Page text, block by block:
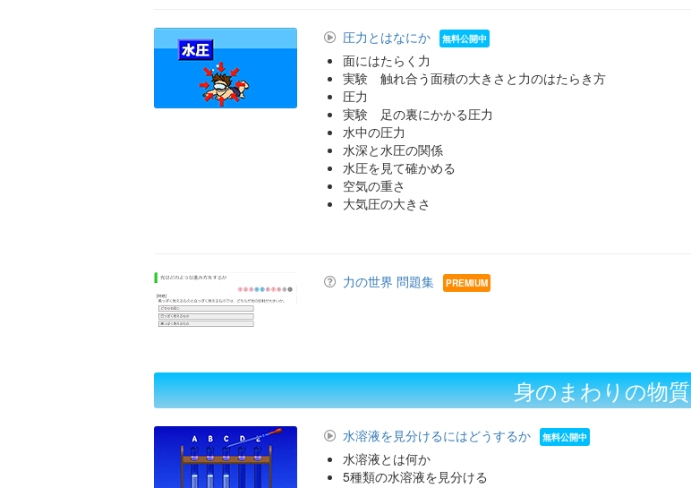
圧力とはなにか
面にはたらく力
実験 触れ合う面積の大きさと力のはたらき方
圧力
実験 足の裏にかかる圧力
水中の圧力
水深と水圧の関係
水圧を見て確かめる
空気の重さ
大気圧の大きさ
力の世界 問題集
身のまわりの物質
水溶液を見分けるにはどうするか
水溶液とは何か
5種類の水溶液を見分ける